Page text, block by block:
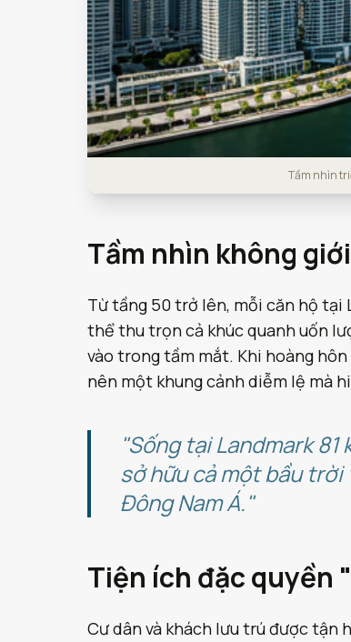
Tầm nhìn
Tầm nhìn không
Từ tầng 50 trở lên, mỗi căn hộ tại
thể thu trọn cả khúc quanh uốn
vào trong tầm mắt. Khi hoàng
nên một khung cảnh diễm lệ mà
"Sống tại Landmark
sở hữu cả một bầu
Đông Nam Á."
Tiện ích đặc quyền
Cư dân và khách lưu trú được tận